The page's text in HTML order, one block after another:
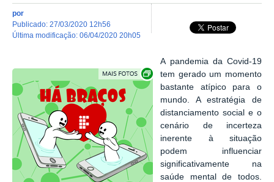
por
publicado: 27/03/2020 12h56
última modificação: 06/04/2020 20h05
Exibir carrossel de imagens
A pandemia da Covid-19
tem gerado um momento
bastante atípico para o
mundo. A estratégia de
distanciamento social e o
cenário de incerteza
inerente à situação
podem influenciar
significativamente na
saúde mental de todos.